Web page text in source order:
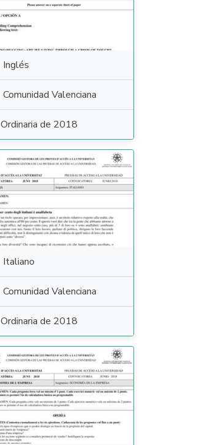
Inglés
Comunidad Valenciana
Ordinaria de 2018
Italiano
Comunidad Valenciana
Ordinaria de 2018